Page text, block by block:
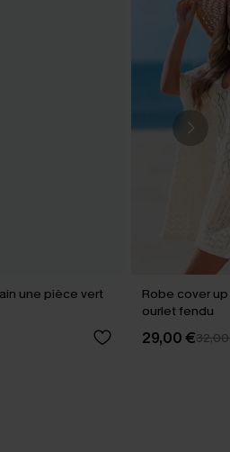
une pièce vert
Robe cover
ourlet fendu
29,00 €